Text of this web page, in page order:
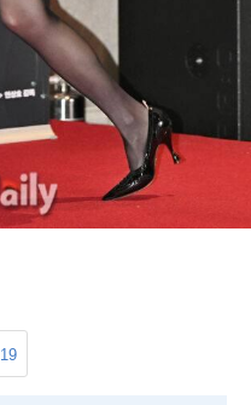
19